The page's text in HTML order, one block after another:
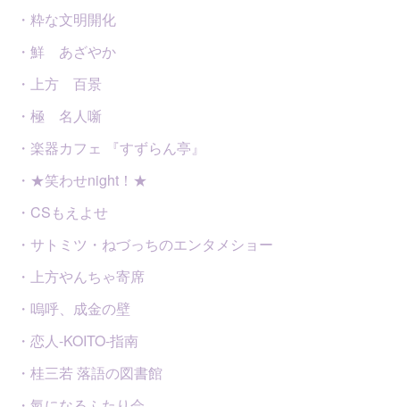
・粋な文明開化
・鮮 あざやか
・上方 百景
・極 名人噺
・楽器カフェ 『すずらん亭』
・★笑わせnight！★
・CSもえよせ
・サトミツ・ねづっちのエンタメショー
・上方やんちゃ寄席
・嗚呼、成金の壁
・恋人-KOITO-指南
・桂三若 落語の図書館